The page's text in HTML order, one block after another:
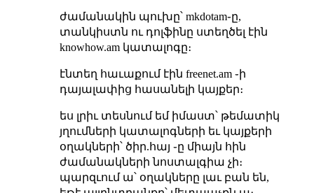
ժամանակին պուխը՝ mkdotam֊ը,
տանկիստն ու դոլֆինը ստեղծել էին
knowhow.am կատալոգը։
էնտեղ հաւաքում էին freenet.am ֊ի
դայալափից հասանելի կայքեր։
ես լրիւ տեսնում եմ իմաստ՝ թեմատիկ
յղումների կատալոգների եւ կայքերի
օղակների՝ ծիր.հայ ֊ը միայն հին
ժամանակների նոստալգիա չի։
պարզւում ա՝ օղակները լաւ բան են,